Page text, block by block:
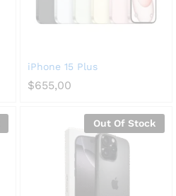
iPhone 15 Plus
$655,00
Out Of Stock